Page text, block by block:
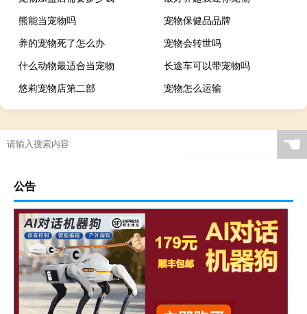
熊能当宠物吗
宠物保健品品牌
养的宠物死了怎么办
宠物会转世吗
什么动物最适合当宠物
长途车可以带宠物吗
悠莉宠物店第二部
宠物怎么运输
☚
公告